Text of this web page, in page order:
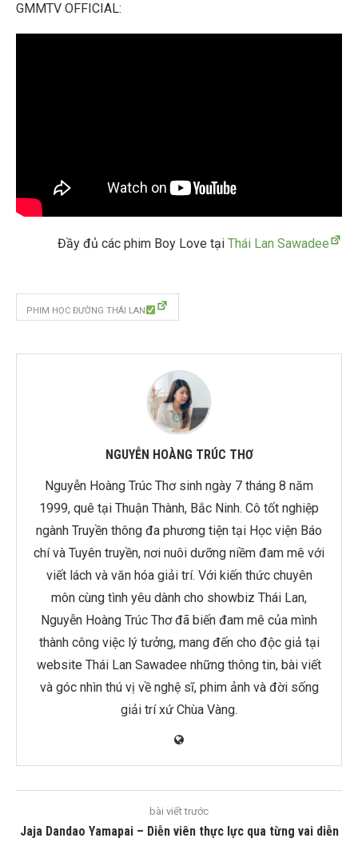
GMMTV OFFICIAL​​:
Đầy đủ các phim Boy Love tại Thái Lan Sawadee
PHIM HỌC ĐƯỜNG THÁI LAN
NGUYỄN HOÀNG TRÚC THƠ
Nguyễn Hoàng Trúc Thơ sinh ngày 7 tháng 8 năm
1999, quê tại Thuận Thành, Bắc Ninh. Cô tốt nghiệp
ngành Truyền thông đa phương tiện tại Học viện Báo
chí và Tuyên truyền, nơi nuôi dưỡng niềm đam mê với
viết lách và văn hóa giải trí. Với kiến thức chuyên
môn cùng tình yêu dành cho showbiz Thái Lan,
Nguyễn Hoàng Trúc Thơ đã biến đam mê của mình
thành công việc lý tưởng, mang đến cho độc giả tại
website Thái Lan Sawadee những thông tin, bài viết
và góc nhìn thú vị về nghệ sĩ, phim ảnh và đời sống
giải trí xứ Chùa Vàng.
bài viết trước
Jaja Dandao Yamapai – Diễn viên thực lực qua từng vai diễn